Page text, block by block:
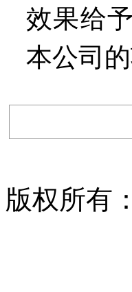
效果给
本公司
版权所有